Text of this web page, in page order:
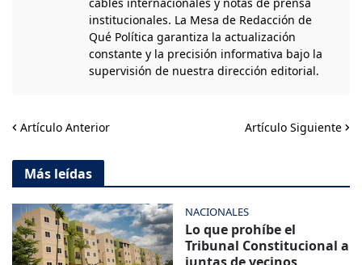
institucionales. La Mesa de Redacción de
Qué Política garantiza la actualización
constante y la precisión informativa bajo la
supervisión de nuestra dirección editorial.
Artículo Anterior Artículo Siguiente
Más leídas
NACIONALES
Lo que prohíbe el
Tribunal Constitucional a